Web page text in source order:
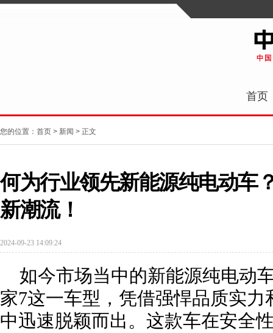
首页
您的位置： 首页 > 新闻 > 正文
何为行业领先新能源纯电动车
新潮流！
2024-09-23 14:09:24
如今市场当中的新能源纯电动
家7这一车型，凭借强悍品质实
中迅速脱颖而出。这款车在安全